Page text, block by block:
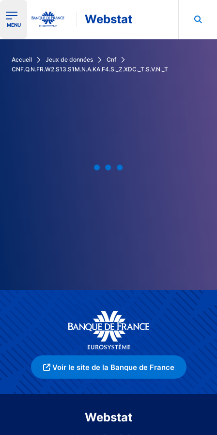
Ouvrir le menu de navigation
MENU Webstat
Accueil Jeux de données
Cnf
CNF.Q.N.FR.W2.S13.S1M.N.A.KA.F4.S._Z.XDC._T.S.V.N._T
Voir le site de la Banque de France
Webstat